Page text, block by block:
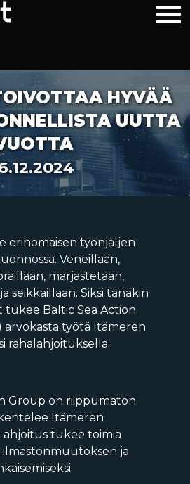
HYVÄÄ
UUTTA
erinomaisen työnjäljen
Veneillään,
marjastetaan,
seikkaillaan. Siksi tänäkin
tukee Baltic Sea Action
arvokasta työtä Itämeren
rahalahjoituksella.
Group on riippumaton
Itämeren
tukee toimia
ilmastonmuutoksen ja